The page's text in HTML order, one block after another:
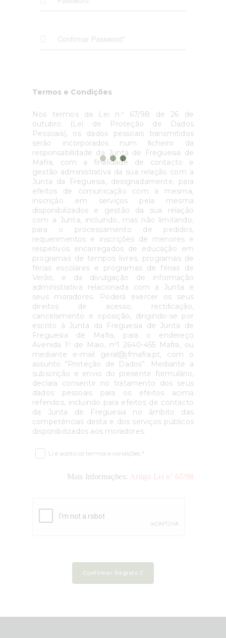
Termos e Condições
Nos termos da Lei n.º 67/98 de 26 de
outubro (Lei de Proteção de Dados
Pessoais), os dados pessoais transmitidos
serão incorporados num ﬁcheiro da
responsabilidade da Junta de Freguesia de
Mafra, com a finalidade de contacto e
gestão administrativa da sua relação com a
Junta da Freguesia, designadamente, para
efeitos de comunicação com a mesma,
inscrição em serviços pela mesma
disponibilizados e gestão da sua relação
com a Junta, incluindo, mas não limitando,
para o processamento de pedidos,
requerimentos e inscrições de menores e
respetivos encarregados de educação em
programas de tempos livres, programas de
férias escolares e programas de férias de
Verão, e da divulgação de informação
administrativa relacionada com a Junta e
seus moradores. Poderá exercer os seus
direitos de acesso, rectiﬁcação,
cancelamento e oposição, dirigindo-se por
escrito à Junta da Freguesia de Junta de
Freguesia de Mafra, para o endereço
Avenida 1º de Maio, nº1 2640-455 Mafra, ou
mediante e-mail geral@jfmafra.pt, com o
assunto "Proteção de Dados”. Mediante a
subscrição e envio do presente formulário,
declara consentir no tratamento dos seus
dados pessoais para os efeitos acima
referidos, incluindo para efeitos de contacto
da Junta de Freguesia no âmbito das
competências desta e dos serviços públicos
disponibilizados aos moradores.
Li e aceito os termos e condições.*
Mais Informações: Artigo Lei nº 67/98
Confirmar Registo